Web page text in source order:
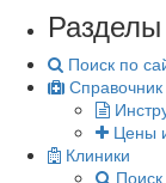
Разделы
Поиск по
Справочник
Цены
Клиники